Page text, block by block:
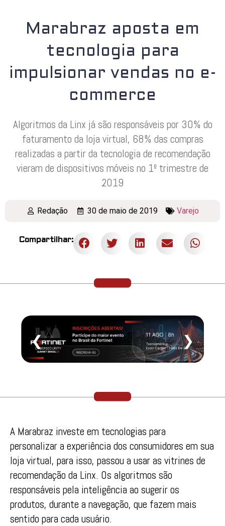
Marabraz aposta em
tecnologia para
impulsionar vendas no e-
commerce
Algoritmos da Linx já são responsáveis por 30% do
faturamento da loja virtual, 68% das compras
realizadas a partir da tecnologia de recomendação
vieram de dispositivos móveis no 1º trimestre de
2019
Redação 30 de maio de 2019 Varejo
Compartilhar:
❮ ❯
A Marabraz investe em tecnologias para
personalizar a experiência dos consumidores em sua
loja virtual, para isso, passou a usar as vitrines de
recomendação da Linx. Os algoritmos são
responsáveis pela inteligência ao sugerir os
produtos, durante a navegação, que fazem mais
sentido para cada usuário.